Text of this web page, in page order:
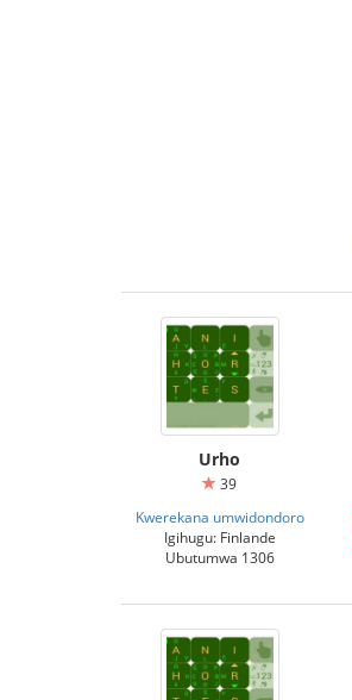
Urho
39
Kwerekana umwidondoro
Igihugu: Finlande
Ubutumwa 1306